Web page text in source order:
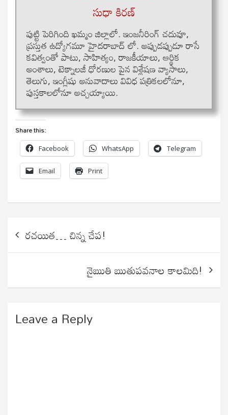
సుధా కిరణ్
పుట్టి పెరిగింది ఖమ్మం జిల్లాలో. ఇంజనీరింగ్ చదువూ,
ప్రస్తుత ఉద్యోగమూ హైదరాబాద్ లో. అప్పుడప్పుడూ రాసే
కవిత్వంతో పాటు, సాహిత్యం, రాజకీయాలు, ఆర్థిక
అంశాలు, టెక్నాలజీ ధోరణుల పైన విశ్లేషణ వ్యాసాలు,
తెలుగు, ఇంగ్లీషు అనువాదాలు వివిధ పత్రికలలోనూ,
పుస్తకాలలోనూ అచ్చయ్యాయి.
Share this:
Facebook WhatsApp Telegram
Email Print
Post
navigation
రచయిత… చిన్న చేప!
నైఋతి ఋతుపవనాల కాలమిది!
Leave a Reply